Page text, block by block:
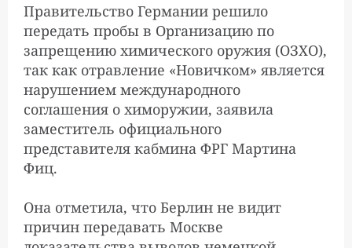
Правительство Германии решило
передать пробы в Организацию по
запрещению химического оружия (ОЗХО),
так как отравление «Новичком» является
нарушением международного
соглашения о химоружии, заявила
заместитель официального
представителя кабмина ФРГ Мартина
Фиц.
Она отметила, что Берлин не видит
причин передавать Москве